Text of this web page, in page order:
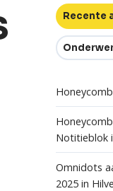
Recente
Notitieblok
Omnidots
2025 in